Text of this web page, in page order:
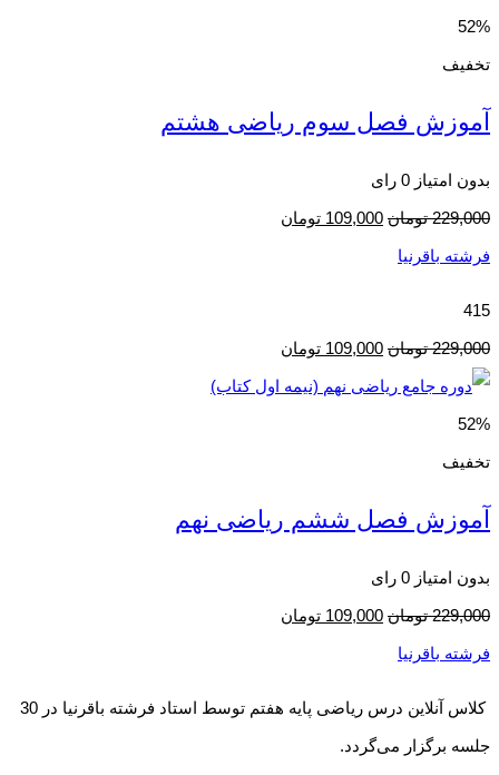
52%
تخفیف
آموزش فصل سوم ریاضی هشتم
بدون امتیاز 0 رای
229,000 تومان 109,000 تومان
فرشته باقرنیا
415
229,000 تومان 109,000 تومان
52%
تخفیف
آموزش فصل ششم ریاضی نهم
بدون امتیاز 0 رای
229,000 تومان 109,000 تومان
فرشته باقرنیا
کلاس آنلاین درس ریاضی پایه هفتم توسط استاد فرشته باقرنیا در 30
جلسه برگزار می‌گردد.